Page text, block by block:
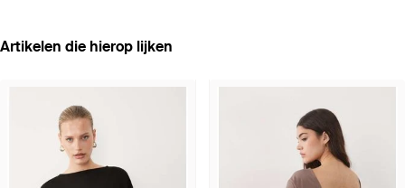
Artikelen die hierop lijken